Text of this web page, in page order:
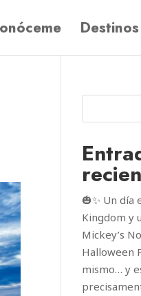
Destinos
🎃✨ Un día
Kingdom y
Mickey’s
Halloween
mismo… y